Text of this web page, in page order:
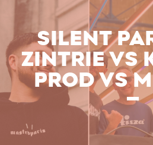
SILENT
ZINTRIE VS
PROD VS